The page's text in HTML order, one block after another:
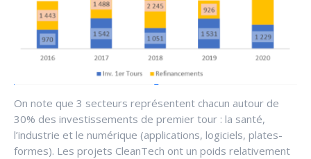
On note que 3 secteurs représentent chacun autour de
30% des investissements de premier tour : la santé,
l’industrie et le numérique (applications, logiciels, plates-
formes). Les projets CleanTech ont un poids relativement